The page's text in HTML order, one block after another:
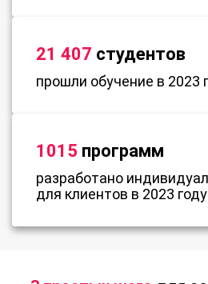
21 407 студентов
прошли обучение в 2023
1015 программ
разработано
для клиентов в 2023 году